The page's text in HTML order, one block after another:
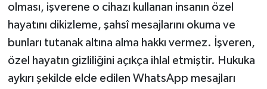
olması, işverene o cihazı kullanan insanın özel
hayatını dikizleme, şahsî mesajlarını okuma ve
bunları tutanak altına alma hakkı vermez. İşveren,
özel hayatın gizliliğini açıkça ihlal etmiştir. Hukuka
aykırı şekilde elde edilen WhatsApp mesajları